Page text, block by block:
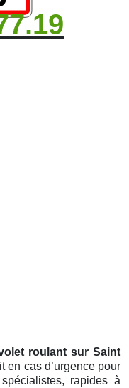
roulant sur Saint
en cas d’urgence pour
rapides à